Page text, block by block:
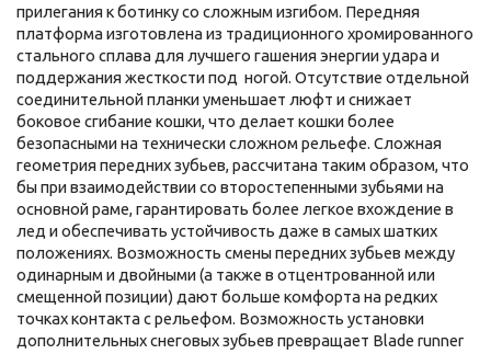
прилегания к ботинку со сложным изгибом. Передняя
платформа изготовлена из традиционного хромированного
стального сплава для лучшего гашения энергии удара и
поддержания жесткости под ногой. Отсутствие отдельной
соединительной планки уменьшает люфт и снижает
боковое сгибание кошки, что делает кошки более
безопасными на технически сложном рельефе. Сложная
геометрия передних зубьев, рассчитана таким образом, что
бы при взаимодействии со второстепенными зубьями на
основной раме, гарантировать более легкое вхождение в
лед и обеспечивать устойчивость даже в самых шатких
положениях. Возможность смены передних зубьев между
одинарным и двойными (а также в отцентрованной или
смещенной позиции) дают больше комфорта на редких
точках контакта с рельефом. Возможность установки
дополнительных снеговых зубьев превращает Blade runner